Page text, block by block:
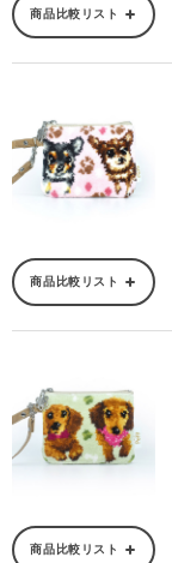
商品比較リスト
商品比較リスト
商品比較リスト